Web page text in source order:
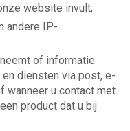
website invult;
andere IP-
of informatie
diensten via post, e-
wanneer u contact met
product dat u bij